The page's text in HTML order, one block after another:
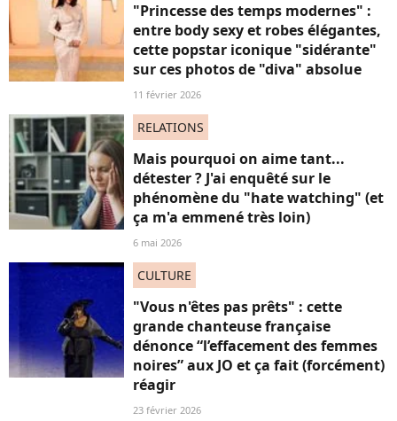
"Princesse des temps modernes" :
entre body sexy et robes élégantes,
cette popstar iconique "sidérante"
sur ces photos de "diva" absolue
11 février 2026
RELATIONS
Mais pourquoi on aime tant...
détester ? J'ai enquêté sur le
phénomène du "hate watching" (et
ça m'a emmené très loin)
6 mai 2026
CULTURE
"Vous n'êtes pas prêts" : cette
grande chanteuse française
dénonce “l’effacement des femmes
noires” aux JO et ça fait (forcément)
réagir
23 février 2026